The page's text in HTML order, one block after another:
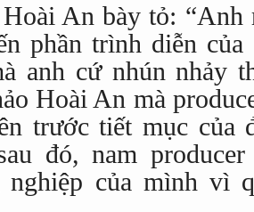
An bày tỏ: “Anh
phần trình diễn của
anh cứ nhún nhảy
Hoài An mà
trước tiết mục của
đó, nam
nghiệp của mình vì